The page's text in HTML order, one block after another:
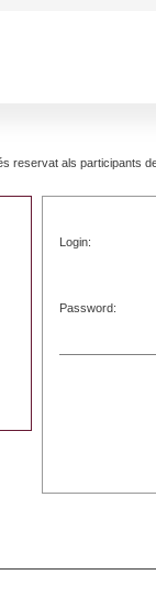
reservat als participants
Login:
Password: